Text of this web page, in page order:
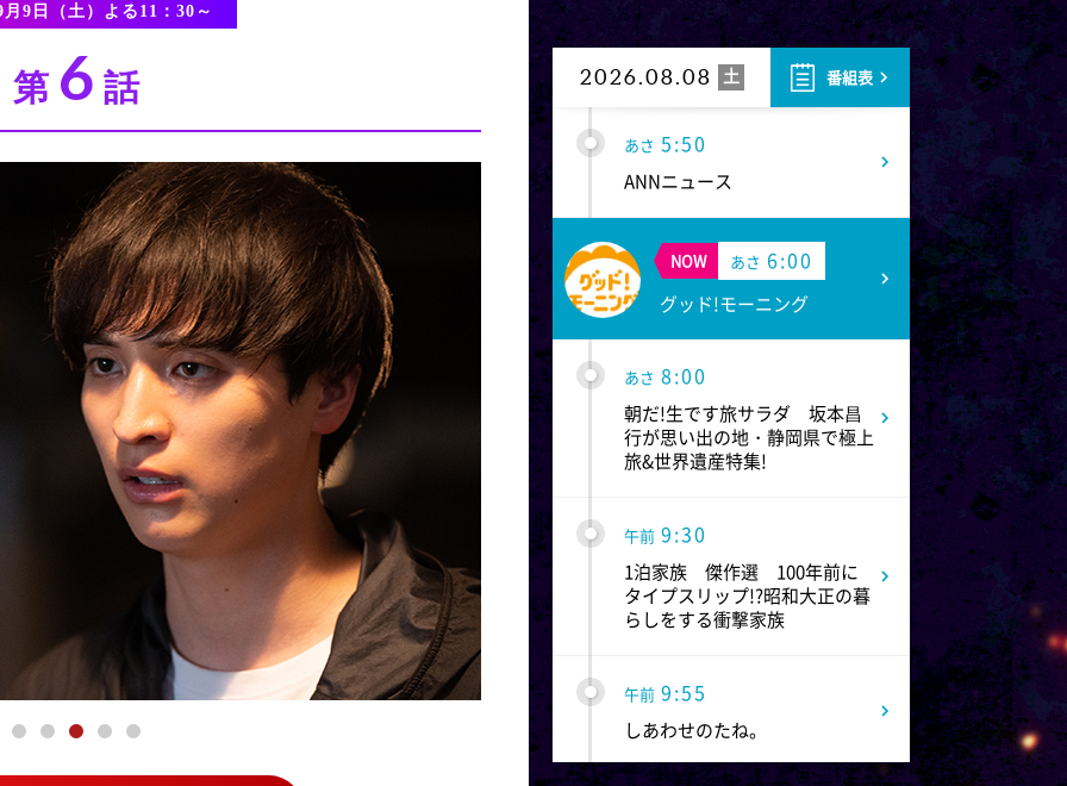
月9日（土）よる11：30～
第 6 話 2026.08.08 土 番組表
あさ 5:20
日本のチカラ
あさ 5:50
ANNニュース
NOW あさ 6:00
グッド!モーニング
あさ 8:00
朝だ!生です旅サラダ 坂本昌
行が思い出の地・静岡県で極上
旅&世界遺産特集!
午前 9:30
1泊家族 傑作選 100年前に
タイプスリップ!?昭和大正の暮
らしをする衝撃家族
午前 9:55
しあわせのたね。